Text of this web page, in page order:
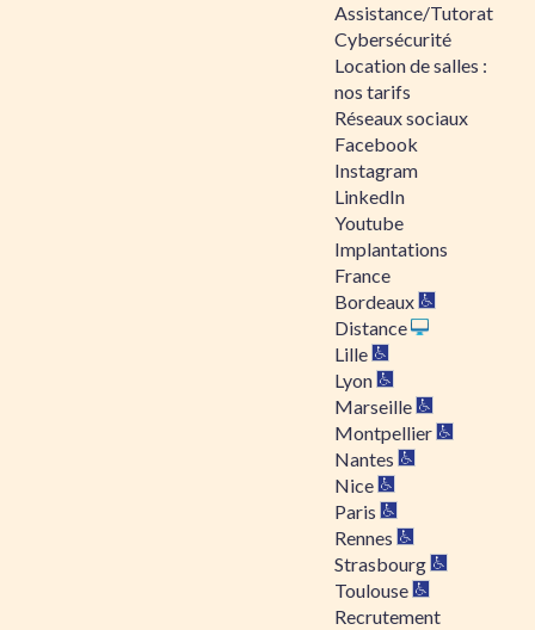
Assistance/Tutorat
Cybersécurité
Location de salles :
nos tarifs
Réseaux sociaux
Facebook
Instagram
LinkedIn
Youtube
Implantations
France
Bordeaux
Distance
Lille
Lyon
Marseille
Montpellier
Nantes
Nice
Paris
Rennes
Strasbourg
Toulouse
Recrutement